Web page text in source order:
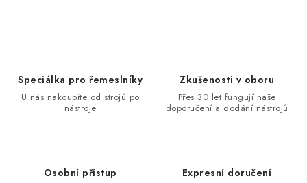
Speciálka pro řemeslníky
U nás nakoupíte od strojů po
nástroje
Zkušenosti v oboru
Přes 30 let fungují naše
doporučení a dodání nástrojů
Osobní přístup Expresní doručení